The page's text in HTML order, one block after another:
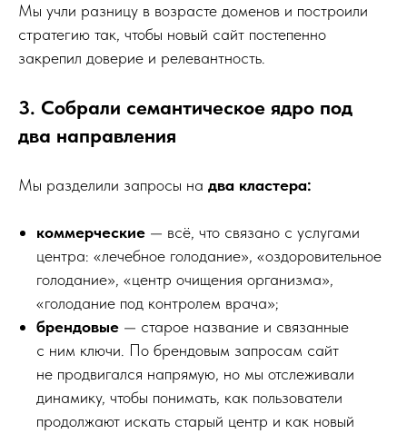
Мы учли разницу в возрасте доменов и построили
стратегию так, чтобы новый сайт постепенно
закрепил доверие и релевантность.
3. Собрали семантическое ядро под
два направления
Мы разделили запросы на два кластера:
коммерческие — всё, что связано с услугами
центра: «лечебное голодание», «оздоровительное
голодание», «центр очищения организма»,
«голодание под контролем врача»;
брендовые — старое название и связанные
с ним ключи. По брендовым запросам сайт
не продвигался напрямую, но мы отслеживали
динамику, чтобы понимать, как пользователи
продолжают искать старый центр и как новый